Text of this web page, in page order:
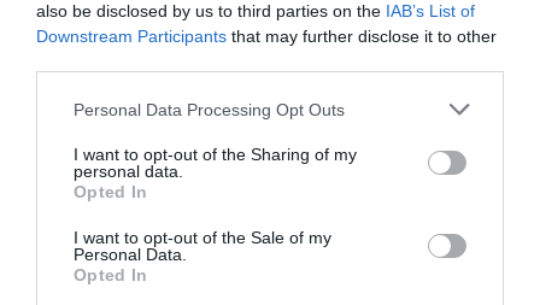
also be disclosed by us to third parties on the IAB’s List of
Downstream Participants that may further disclose it to other
Please note that this website/app uses one or more Google
not limited to your visit or usage behaviour. You may click to
grant or deny consent to Google and its third-party tags to
use your data for below specified purposes in below Google
consent section.
Personal Data Processing Opt Outs
I want to opt-out of the Sharing of my
personal data.
Opted In
I want to opt-out of the Sale of my
Personal Data.
Opted In
Συντάξεις Σεπτεμβρίου 2026:
06.08.2026 | 21:40
Σοκ στην Εύβοια με την κοπέλα
που έπεσε από την γέφυρα: Τα
06.08.2026 | 21:20Όλες οι τελευταίες ειδήσεις